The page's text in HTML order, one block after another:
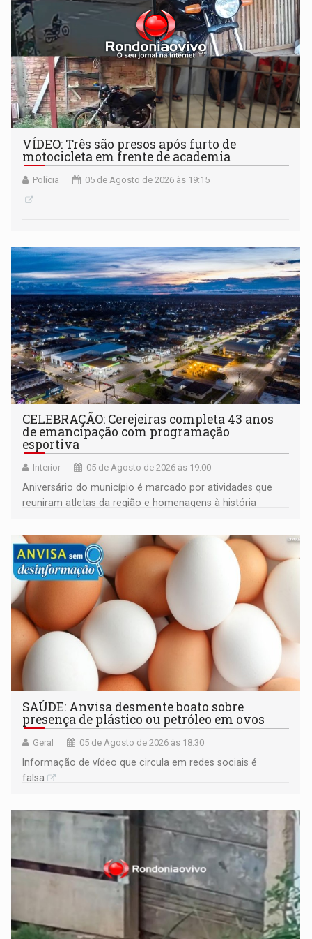
VÍDEO: Três são presos após furto de
motocicleta em frente de academia
Polícia 05 de Agosto de 2026 às 19:15
CELEBRAÇÃO: Cerejeiras completa 43 anos
de emancipação com programação
esportiva
Interior 05 de Agosto de 2026 às 19:00
Aniversário do município é marcado por atividades que
reuniram atletas da região e homenagens à história
SAÚDE: Anvisa desmente boato sobre
presença de plástico ou petróleo em ovos
Geral 05 de Agosto de 2026 às 18:30
Informação de vídeo que circula em redes sociais é
falsa